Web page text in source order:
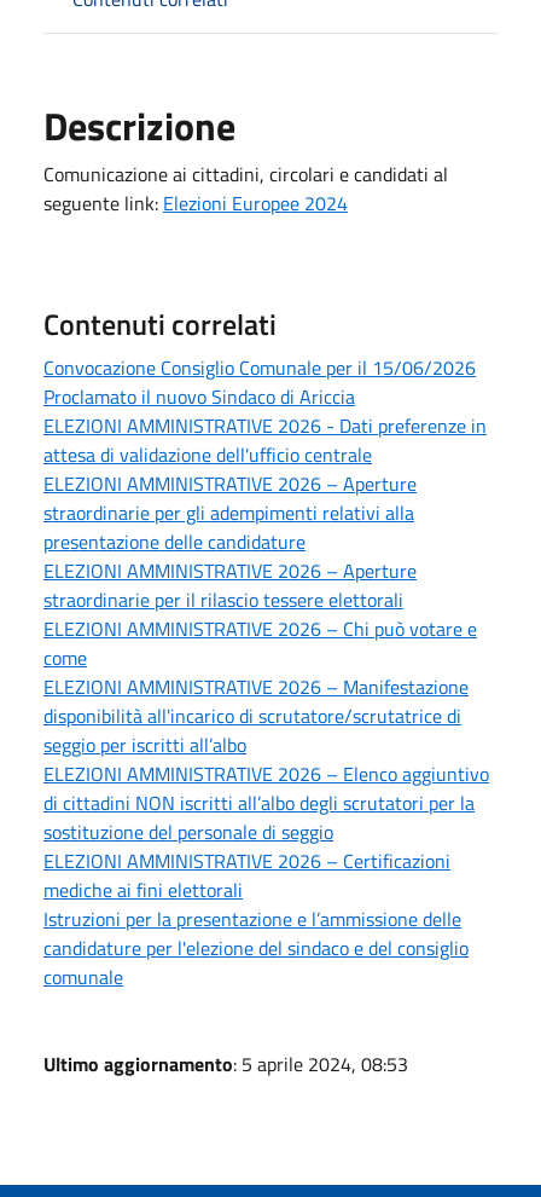
Descrizione
Comunicazione ai cittadini, circolari e candidati al
seguente link: Elezioni Europee 2024
Contenuti correlati
Convocazione Consiglio Comunale per il 15/06/2026
Proclamato il nuovo Sindaco di Ariccia
ELEZIONI AMMINISTRATIVE 2026 - Dati preferenze in
attesa di validazione dell'ufficio centrale
ELEZIONI AMMINISTRATIVE 2026 – Aperture
straordinarie per gli adempimenti relativi alla
presentazione delle candidature
ELEZIONI AMMINISTRATIVE 2026 – Aperture
straordinarie per il rilascio tessere elettorali
ELEZIONI AMMINISTRATIVE 2026 – Chi può votare e
come
ELEZIONI AMMINISTRATIVE 2026 – Manifestazione
disponibilità all'incarico di scrutatore/scrutatrice di
seggio per iscritti all’albo
ELEZIONI AMMINISTRATIVE 2026 – Elenco aggiuntivo
di cittadini NON iscritti all’albo degli scrutatori per la
sostituzione del personale di seggio
ELEZIONI AMMINISTRATIVE 2026 – Certificazioni
mediche ai fini elettorali
Istruzioni per la presentazione e l’ammissione delle
candidature per l'elezione del sindaco e del consiglio
comunale
Ultimo aggiornamento: 5 aprile 2024, 08:53